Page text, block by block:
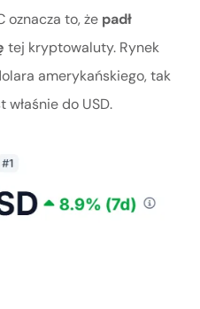
oznacza to, że padł
tej kryptowaluty. Rynek
amerykańskiego, tak
do USD.